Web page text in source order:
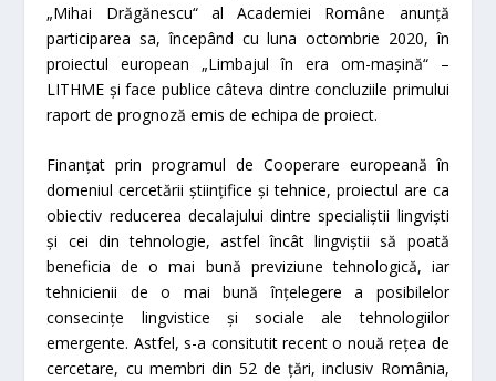
„Mihai Drăgănescu“ al Academiei Române anunță
participarea sa, începând cu luna octombrie 2020, în
proiectul european „Limbajul în era om-mașină“ –
LITHME și face publice câteva dintre concluziile primului
raport de prognoză emis de echipa de proiect.
Finanțat prin programul de Cooperare europeană în
domeniul cercetării științifice și tehnice, proiectul are ca
obiectiv reducerea decalajului dintre specialiștii lingviști
și cei din tehnologie, astfel încât lingviștii să poată
beneficia de o mai bună previziune tehnologică, iar
tehnicienii de o mai bună înțelegere a posibilelor
consecințe lingvistice și sociale ale tehnologiilor
emergente. Astfel, s-a consitutit recent o nouă rețea de
cercetare, cu membri din 52 de țări, inclusiv România,